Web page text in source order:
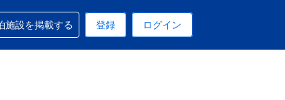
の表示通貨はUSドルです
択中の言語は日本語です
関するサポートを受けられます
施設を掲載する 登録 ログイン